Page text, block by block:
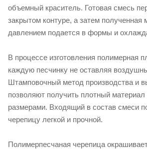
объемный краситель. Готовая смесь
закрытом контуре, а затем
давлением подается в формы и
В процессе изготовления полимерная
каждую песчинку не оставляя
Штамповочный метод производства и
позволяют получить плотный
размерами. Входящий в состав смеси
черепицу легкой и прочной.
Полимерпесчаная черепица